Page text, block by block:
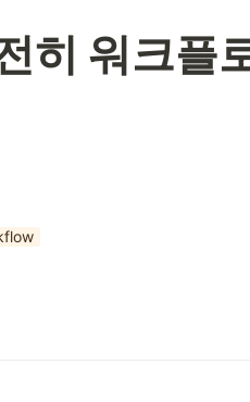
히 워크플